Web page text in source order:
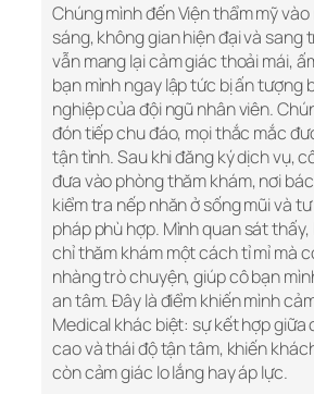
Chúng mình đến Viện thẩm mỹ
sáng, không gian hiện đại và sang
vẫn mang lại cảm giác thoải mái,
bạn mình ngay lập tức bị ấn tượng
nghiệp của đội ngũ nhân viên.
đón tiếp chu đáo, mọi thắc mắc
tận tình. Sau khi đăng ký dịch vụ,
đưa vào phòng thăm khám, nơi
kiểm tra nếp nhăn ở sống mũi và
pháp phù hợp. Mình quan sát
chỉ thăm khám một cách tỉ mỉ mà
nhàng trò chuyện, giúp cô bạn
an tâm. Đây là điểm khiến mình
Medical khác biệt: sự kết hợp giữa
cao và thái độ tận tâm, khiến
còn cảm giác lo lắng hay áp lực.